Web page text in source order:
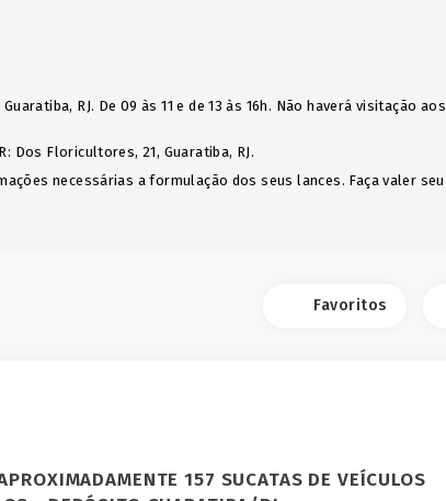
RJ. De 09 às 11 e de 13 às 16h. Não haverá visitação aos
Dos Floricultores, 21, Guaratiba, RJ.
necessárias a formulação dos seus lances. Faça valer seu
Favoritos
157 SUCATAS DE VEÍCULOS